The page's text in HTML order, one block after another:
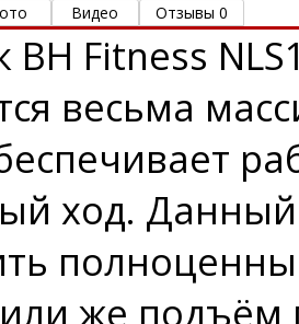
Видео Отзывы 0
Fitness
весьма
ход. Данный
или же